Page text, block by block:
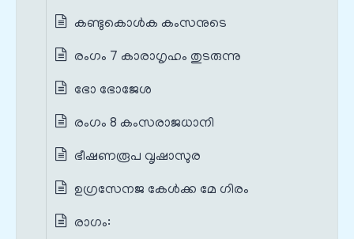
കണ്ടുകൊൾക കംസനുടെ
രംഗം 7 കാരാഗൃഹം തുടരുന്നു
ഭോ ഭോജേശ
രംഗം 8 കംസരാജധാനി
ഭീഷണരൂപ വൃഷാസുര
ഉഗ്രസേനജ കേൾക്ക മേ ഗിരം
രാഗം: